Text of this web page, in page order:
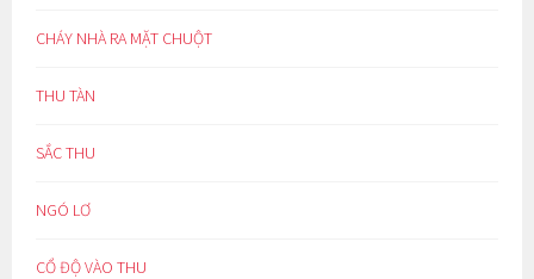
CHÁY NHÀ RA MẶT CHUỘT
THU TÀN
SẮC THU
NGÓ LƠ
CỔ ĐỘ VÀO THU